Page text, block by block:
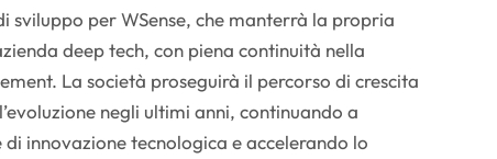
sviluppo per WSense, che manterrà la propria
deep tech, con piena continuità nella
La società proseguirà il percorso di crescita
negli ultimi anni, continuando a
innovazione tecnologica e accelerando lo